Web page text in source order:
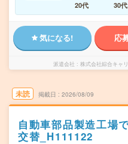
20代
30代
気になる! 応
派遣会社 株式会社綜合キャ
未読 掲載日 2026/08/09
自動車部品製造工場
交替_H111122